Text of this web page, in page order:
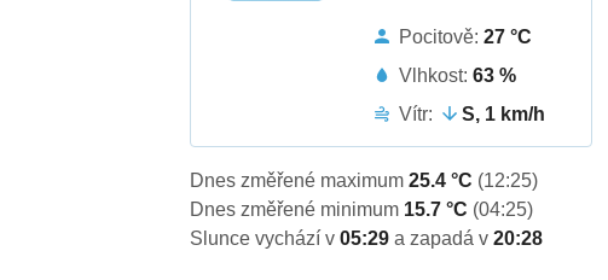
Pocitově:27 °C
Vlhkost:63 %
Vítr:
S, 1 km/h
Dnes změřené maximum25.4 °C (12:25)
Dnes změřené minimum 15.7 °C (04:25)
Slunce vychází v05:29a zapadá v20:28